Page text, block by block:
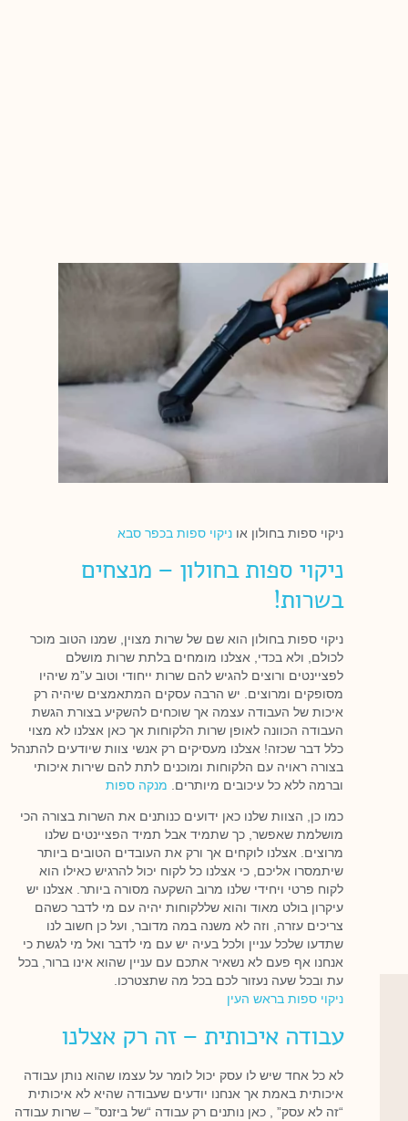
ניקוי ספות בחולון או ניקוי ספות בכפר סבא
ניקוי ספות בחולון – מנצחים
בשרות!
ניקוי ספות בחולון הוא שם של שרות מצוין, שמנו הטוב מוכר
לכולם, ולא בכדי, אצלנו מומחים בלתת שרות מושלם
לפציינטים ורוצים להגיש להם שרות ייחודי וטוב ע”מ שיהיו
מסופקים ומרוצים. יש הרבה עסקים המתאמצים שיהיה רק
איכות של העבודה עצמה אך שוכחים להשקיע בצורת הגשת
העבודה הכוונה לאופן שרות הלקוחות אך כאן אצלנו לא מצוי
כלל דבר שכזה! אצלנו מעסיקים רק אנשי צוות שיודעים להתנהל
בצורה ראויה עם הלקוחות ומוכנים לתת להם שירות איכותי
וברמה ללא כל עיכובים מיותרים. מנקה ספות
כמו כן, הצוות שלנו כאן ידועים כנותנים את השרות בצורה הכי
מושלמת שאפשר, כך שתמיד אבל תמיד הפציינטים שלנו
מרוצים. אצלנו לוקחים אך ורק את העובדים הטובים ביותר
שיתמסרו אליכם, כי אצלנו כל לקוח יכול להרגיש כאילו הוא
לקוח פרטי ויחידי שלנו מרוב השקעה מסורה ביותר. אצלנו יש
עיקרון בולט מאוד והוא שללקוחות יהיה עם מי לדבר כשהם
צריכים עזרה, וזה לא משנה במה מדובר, ועל כן חשוב לנו
שתדעו שלכל עניין ולכל בעיה יש עם מי לדבר ואל מי לגשת כי
אנחנו אף פעם לא נשאיר אתכם עם עניין שהוא אינו ברור, בכל
עת ובכל שעה נעזור לכם בכל מה שתצטרכו.
ניקוי ספות בראש העין
עבודה איכותית – זה רק אצלנו
לא כל אחד שיש לו עסק יכול לומר על עצמו שהוא נותן עבודה
איכותית באמת אך אנחנו יודעים שעבודה שהיא לא איכותית
“זה לא עסק” , כאן נותנים רק עבודה “של ביזנס” – שרות עבודה